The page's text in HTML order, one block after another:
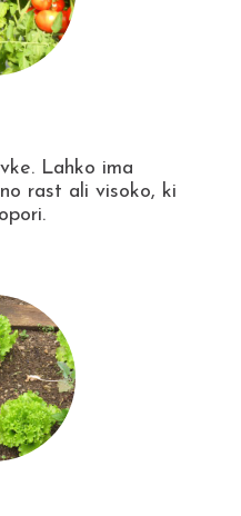
Lahko ima
rast ali visoko, ki